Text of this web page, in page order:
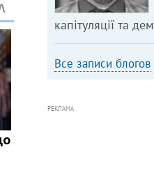
капітуляції та
Все записи блогов
РЕКЛАМА